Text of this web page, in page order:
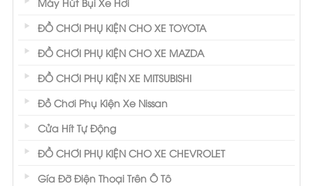
Máy Hút Bụi Xe Hơi
ĐỒ CHƠI PHỤ KIỆN CHO XE TOYOTA
ĐỒ CHƠI PHỤ KIỆN CHO XE MAZDA
ĐỒ CHƠI PHỤ KIỆN XE MITSUBISHI
Đồ Chơi Phụ Kiện Xe Nissan
Cửa Hít Tự Động
ĐỒ CHƠI PHỤ KIỆN CHO XE CHEVROLET
Gía Đỡ Điện Thoại Trên Ô Tô